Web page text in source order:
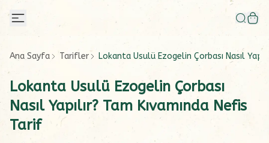
Ana Sayfa Tarifler Lokanta Usulü Ezogelin Çorbası Nasıl
Lokanta Usulü Ezogelin Çorbası
Nasıl Yapılır? Tam Kıvamında Nefis
Tarif